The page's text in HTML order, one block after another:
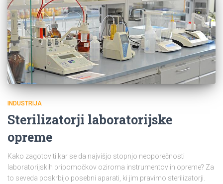
INDUSTRIJA
Sterilizatorji laboratorijske
opreme
Kako zagotoviti kar se da najvišjo stopnjo neoporečnosti
laboratorijskih pripomočkov oziroma instrumentov in opreme? Za
to seveda poskrbijo posebni aparati, ki jim pravimo sterilizatorji.